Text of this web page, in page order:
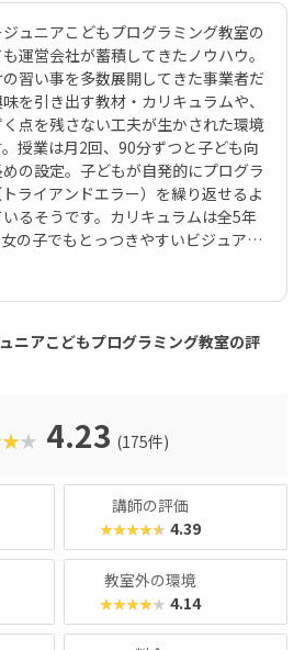
ュニアこどもプログラミング教室の
運営会社が蓄積してきたノウハウ。
習い事を多数展開してきた事業者だ
を引き出す教材・カリキュラムや、
点を残さない工夫が生かされた環境
授業は月2回、90分ずつと子ども向
の設定。子どもが自発的にプログラ
ライアンドエラー）を繰り返せるよ
るそうです。カリキュラムは全5年
の子でもとっつきやすいビジュアル
Scratch（スクラッチ）」から初め
使用するプログラミング言語「Java
ップすることができます。ベーシッ
作など、パソコンの操作自体から学べ
パソコンをさわったことのないお子
授業に入っていけるでしょう。大学
のスクールといえます。また、いず
ルの教材で学べるので、高クオリテ
ニアこどもプログラミング教室の評
4.23 (175件)
講師の評価
★★★★★ 4.39
教室外の環境
★★★★★ 4.14